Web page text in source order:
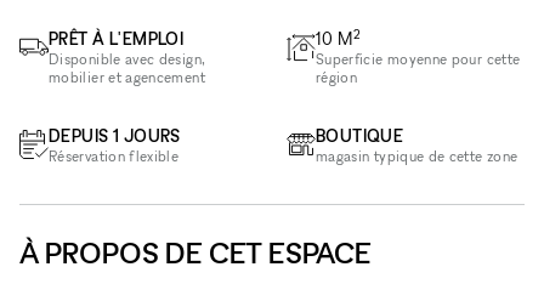
PRÊT À L'EMPLOI
Disponible avec design,
mobilier et agencement
DEPUIS 1 JOURS
Réservation flexible
10 M2
Superficie moyenne pour cette
région
BOUTIQUE
magasin typique de cette zone
À PROPOS DE CET ESPACE